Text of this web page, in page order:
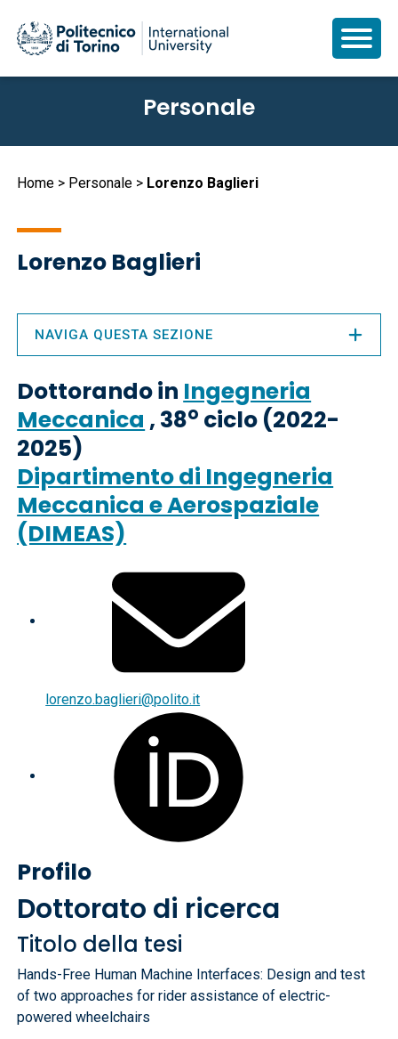
principale
Personale
Briciole
Home Personale Lorenzo Baglieri
Lorenzo Baglieri
Dottorando in Ingegneria
Meccanica , 38o ciclo (2022-
2025)
Dipartimento di Ingegneria
Meccanica e Aerospaziale
(DIMEAS)
lorenzo.baglieri@polito.it
Profilo
Dottorato di ricerca
Titolo della tesi
Hands-Free Human Machine Interfaces: Design and test
of two approaches for rider assistance of electric-
powered wheelchairs
NAVIGA QUESTA SEZIONE